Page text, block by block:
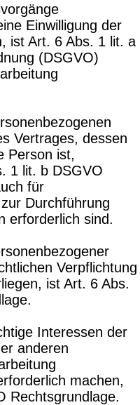
Einwilligung der
ist Art. 6 Abs. 1 lit. a
(DSGVO)
Vertrages, dessen
Person ist,
1 lit. b DSGVO
für
Durchführung
erforderlich sind.
Verpflichtung
ist Art. 6 Abs.
Interessen der
anderen
machen,
Rechtsgrundlage.